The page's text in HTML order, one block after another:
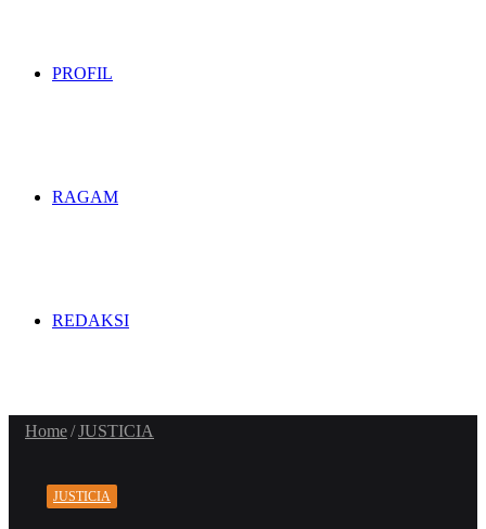
PROFIL
RAGAM
REDAKSI
Home/JUSTICIA
JUSTICIA